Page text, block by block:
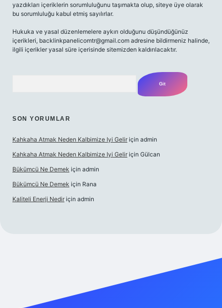
yazdıkları içeriklerin sorumluluğunu taşımakta olup, siteye üye olarak
bu sorumluluğu kabul etmiş sayılırlar.
Hukuka ve yasal düzenlemelere aykırı olduğunu düşündüğünüz
içerikleri, backlinkpanelicomtr@gmail.com adresine bildirmeniz halinde,
ilgili içerikler yasal süre içerisinde sitemizden kaldırılacaktır.
SON YORUMLAR
Kahkaha Atmak Neden Kalbimize Iyi Gelir için admin
Kahkaha Atmak Neden Kalbimize Iyi Gelir için Gülcan
Bükümcü Ne Demek için admin
Bükümcü Ne Demek için Rana
Kaliteli Enerji Nedir için admin